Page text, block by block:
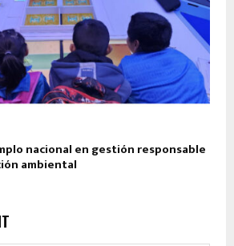
nacional en gestión responsable
ambiental